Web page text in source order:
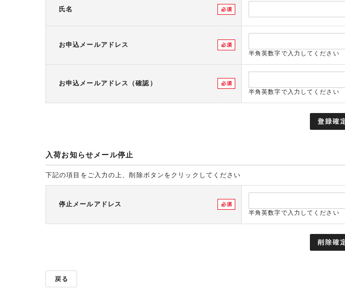
氏名
お申込メールアドレス
半角英数字で入力してください
お申込メールアドレス（確認）
半角英数字で入力してください
入荷お知らせメール停止
下記の項目をご入力の上、削除ボタンをクリックしてください
停止メールアドレス
半角英数字で入力してください